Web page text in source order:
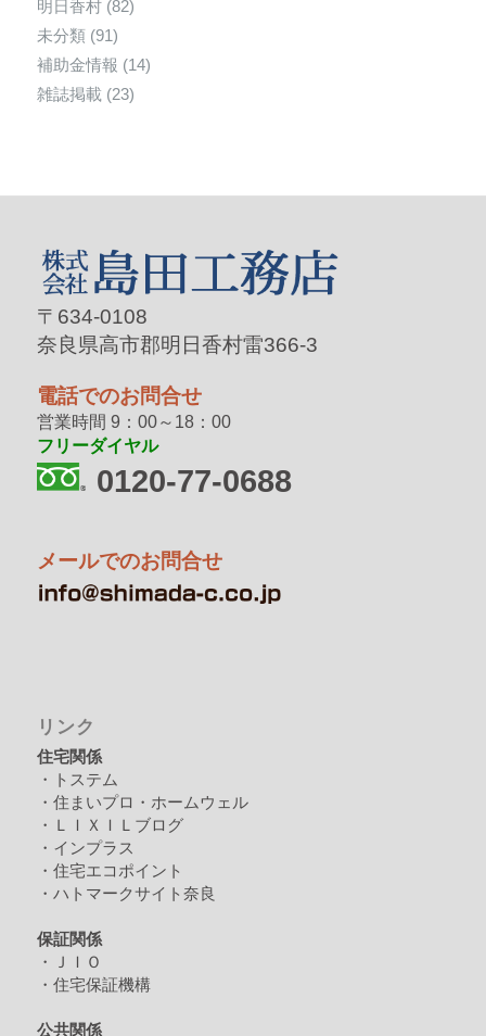
明日香村(82)
未分類(91)
補助金情報 (14)
雑誌掲載 (23)
〒634-0108
奈良県高市郡明日香村雷366-3
電話でのお問合せ
営業時間 9：00～18：00
フリーダイヤル
0120-77-0688
メールでのお問合せ
リンク
住宅関係
・トステム
・住まいプロ・ホームウェル
・ＬＩＸＩＬブログ
・インプラス
・住宅エコポイント
・ハトマークサイト奈良
保証関係
・ＪＩＯ
・住宅保証機構
公共関係